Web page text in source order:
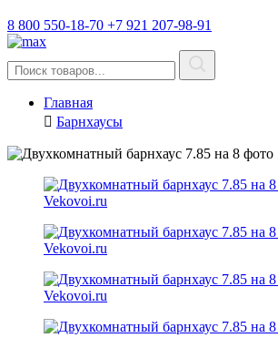
8 800 550-18-70 +7 921 207-98-91
Главная
Барнхаусы